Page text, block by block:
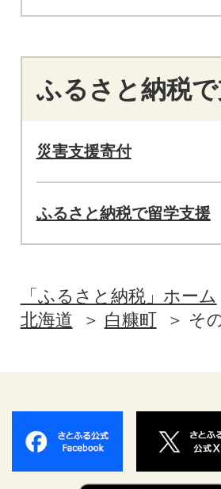
ふるさと納税
災害支援寄付
ふるさと納税で留学支援
「ふるさと納税」ホーム
北海道
白糠町 そ